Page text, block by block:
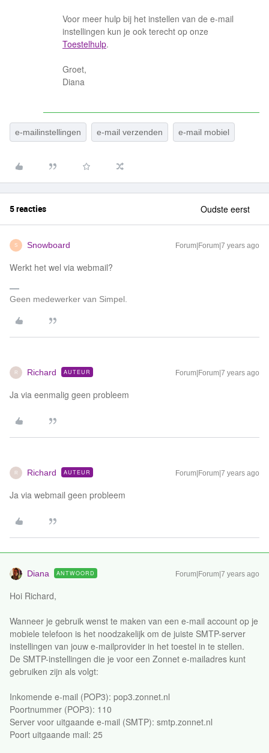
Voor meer hulp bij het instellen van de e-mail
instellingen kun je ook terecht op onze
Toestelhulp.
Groet,
Diana
e-mailinstellingen e-mail verzenden e-mail mobiel
5 reacties Oudste eerst
S Snowboard Forum|Forum|7 years ago
Werkt het wel via webmail?
Geen medewerker van Simpel.
R Richard AUTEUR Forum|Forum|7 years ago
Ja via eenmalig geen probleem
R Richard AUTEUR Forum|Forum|7 years ago
Ja via webmail geen probleem
Diana ANTWOORD Forum|Forum|7 years ago
Hoi Richard,
Wanneer je gebruik wenst te maken van een e-mail account op je
mobiele telefoon is het noodzakelijk om de juiste SMTP-server
instellingen van jouw e-mailprovider in het toestel in te stellen.
De SMTP-instellingen die je voor een Zonnet e-mailadres kunt
gebruiken zijn als volgt:
Inkomende e-mail (POP3): pop3.zonnet.nl
Poortnummer (POP3): 110
Server voor uitgaande e-mail (SMTP): smtp.zonnet.nl
Poort uitgaande mail: 25